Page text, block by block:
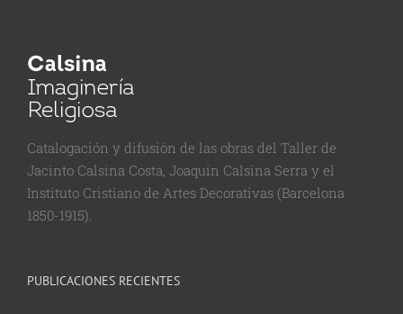
Catalogación y difusión de las obras del Taller de
Jacinto Calsina Costa, Joaquin Calsina Serra y el
Instituto Cristiano de Artes Decorativas (Barcelona
1850-1915).
PUBLICACIONES RECIENTES